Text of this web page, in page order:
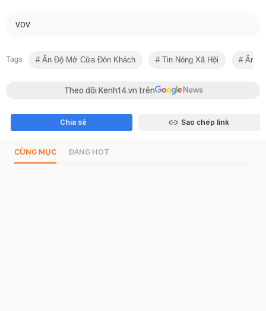
VOV
Tags Ấn Độ Mở Cửa Đón Khách Tin Nóng Xã Hội Ấn Độ
Theo dõi Kenh14.vn trên
Chia sẻ Sao chép link
CÙNG MỤC ĐANG HOT